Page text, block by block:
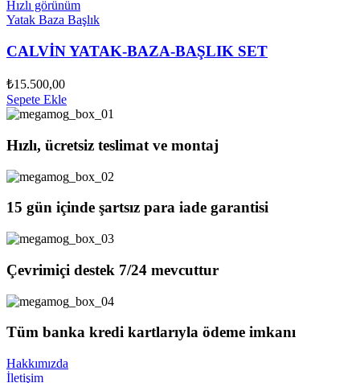
Hızlı görünüm
Yatak Baza Başlık
CALVİN YATAK-BAZA-BAŞLIK SET
₺15.500,00
Sepete Ekle
Hızlı, ücretsiz teslimat ve montaj
15 gün içinde şartsız para iade garantisi
Çevrimiçi destek 7/24 mevcuttur
Tüm banka kredi kartlarıyla ödeme imkanı
Hakkımızda
İletişim